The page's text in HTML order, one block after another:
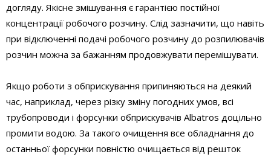
догляду. Якісне змішування є гарантією постійної
концентрації робочого розчину. Слід зазначити, що навіть
при відключенні подачі робочого розчину до розпилювачів
розчин можна за бажанням продовжувати перемішувати.
Якщо роботи з обприскування припиняються на деякий
час, наприклад, через різку зміну погодних умов, всі
трубопроводи і форсунки обприскувачів Albatros доцільно
промити водою. За такого очищення все обладнання до
останньої форсунки повністю очищається від решток